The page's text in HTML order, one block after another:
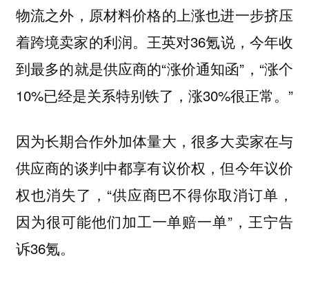
物流之外，原材料价格的上涨也进一步挤压
着跨境卖家的利润。王英对36氪说，今年收
到最多的就是供应商的“涨价通知函”，“涨个
10%已经是关系特别铁了，涨30%很正常。”
因为长期合作外加体量大，很多大卖家在与
供应商的谈判中都享有议价权，但今年议价
权也消失了，“供应商巴不得你取消订单，
因为很可能他们加工一单赔一单”，王宁告
诉36氪。